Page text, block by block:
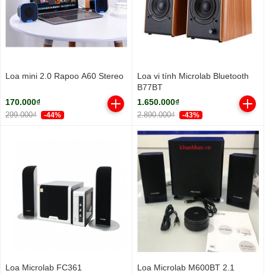
Loa mini 2.0 Rapoo A60 Stereo
170.000₫
299.000₫ -44%
Loa vi tính Microlab Bluetooth
B77BT
1.650.000₫
2.890.000₫ -43%
Loa Microlab FC361
Loa Microlab M600BT 2.1